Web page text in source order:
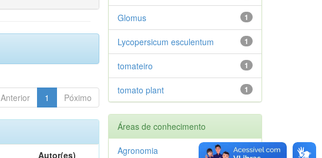
Anterior 1 Póximo
Autor(es)
1
Glomus
1
Lycopersicum esculentum
1
tomateiro
1
tomato plant
Áreas de conhecimento
1
Agronomia